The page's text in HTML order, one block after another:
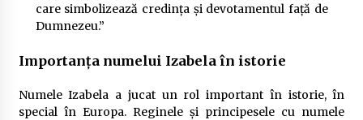
care simbolizează credința și devotamentul față de
Dumnezeu.”
Importanța numelui Izabela în istorie
Numele Izabela a jucat un rol important în istorie, în
special în Europa. Reginele și principesele cu numele